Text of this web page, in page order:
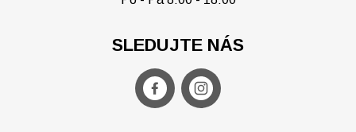
SLEDUJTE NÁS